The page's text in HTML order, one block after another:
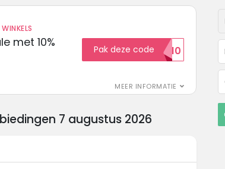
met 10%
MEER INFORMATIE
Pak deze codeSALE10
7 augustus 2026